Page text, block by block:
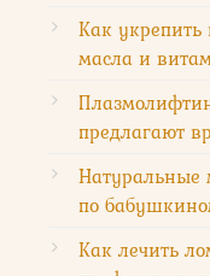
Как укрепить
масла и
предлагают
Натуральные
по
Как лечить